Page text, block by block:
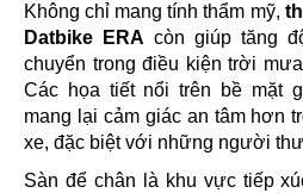
Không chỉ mang tính thẩm mỹ,
Datbike ERA còn giúp tăng
chuyển trong điều kiện trời
Các họa tiết nổi trên bề mặt
mang lại cảm giác an tâm hơn
xe, đặc biệt với những người
Sàn để chân là khu vực tiếp